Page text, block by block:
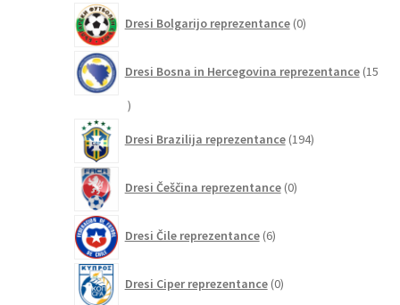
Dresi Bolgarijo reprezentance 0izdelkov
Dresi Bosna in Hercegovina reprezentance 15
15
Dresi Brazilija reprezentance 194izdelkov
Dresi Češčina reprezentance 0izdelkov
Dresi Čile reprezentance 6izdelkov
Dresi Ciper reprezentance 0izdelkov